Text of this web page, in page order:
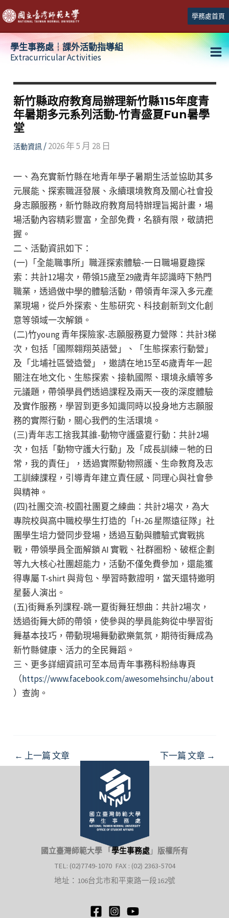
跳
至
主
學務處首頁
學生事務處┆課外活動指導組
Extracurricular Activities
新竹縣政府教育局辦理新竹縣115年度青
年暑期多元系列活動-竹青盛夏Fun暑學
堂
活動資訊/2026 年 5 月 28 日
一、為充實新竹縣在地青年學子暑期生活並協助其多
元展能、探索職涯發展、永續環境教育及關心社會投
身志願服務，新竹縣政府教育局特辦理旨揭計畫，場
場活動內容精彩豐富，全部免費，名額有限，敬請把
握。
二、活動資訊如下：
(一)「全能職事所」職涯探索體驗-一日職場夏趣探
索：共計12場次，帶領15歲至29歲青年認識時下熱門
職業，透過做中學的體驗活動，帶領青年深入多元產
業現場，從戶外探索、生態研究、科技創新到文化創
意等領域一次解鎖。
(二)竹young 青年探險家-志願服務夏力營隊：共計3梯
次，包括「國際翱翔英語營」、「生態探索行動營」
及「北埔社區營造營」，邀請在地15至45歲青年一起
關注在地文化、生態探索、接軌國際、環境永續等多
元議題，帶領學員們透過課程及兩天一夜的深度體驗
及實作服務，學習到更多知識同時以投身地方志願服
務的實際行動，關心我們的生活環境。
(三)青年志工捨我其誰-動物守護盛夏行動：共計2場
次，包括「動物守護大行動」及「成長訓練－牠的日
常，我的責任」，透過實際動物照護、生命教育及志
工訓練課程，引導青年建立責任感、同理心與社會參
與精神。
(四)社團交流-校園社團夏之練曲：共計2場次，為大
專院校與高中職校學生打造的「H-26 星際遠征隊」社
團學生培力營同步登場，透過互動與體驗式實戰挑
戰，帶領學員全面解鎖 AI 實戰、社群圈粉、破框企劃
等九大核心社團超能力，活動不僅免費參加，還能獲
得專屬 T-shirt 與背包、學習時數證明，當天還特邀明
星藝人演出。
(五)街舞系列課程-跳一夏街舞狂想曲：共計2場次，
透過街舞大師的帶領，使參與的學員能夠從中學習街
舞基本技巧，帶動現場舞動歡樂氣氛，期待街舞成為
新竹縣健康、活力的全民舞蹈。
三、更多詳細資訊可至本局青年事務科粉絲專頁
（https://www.facebook.com/awesomehsinchu/about
）查詢。
Post
navigation
← 上一篇 文章 下一篇 文章 →
國立臺灣師範大學 「 學生事務處 」 版權所有
TEL: (02)7749-1070 FAX : (02) 2363-5704
地址：106台北市和平東路一段162號